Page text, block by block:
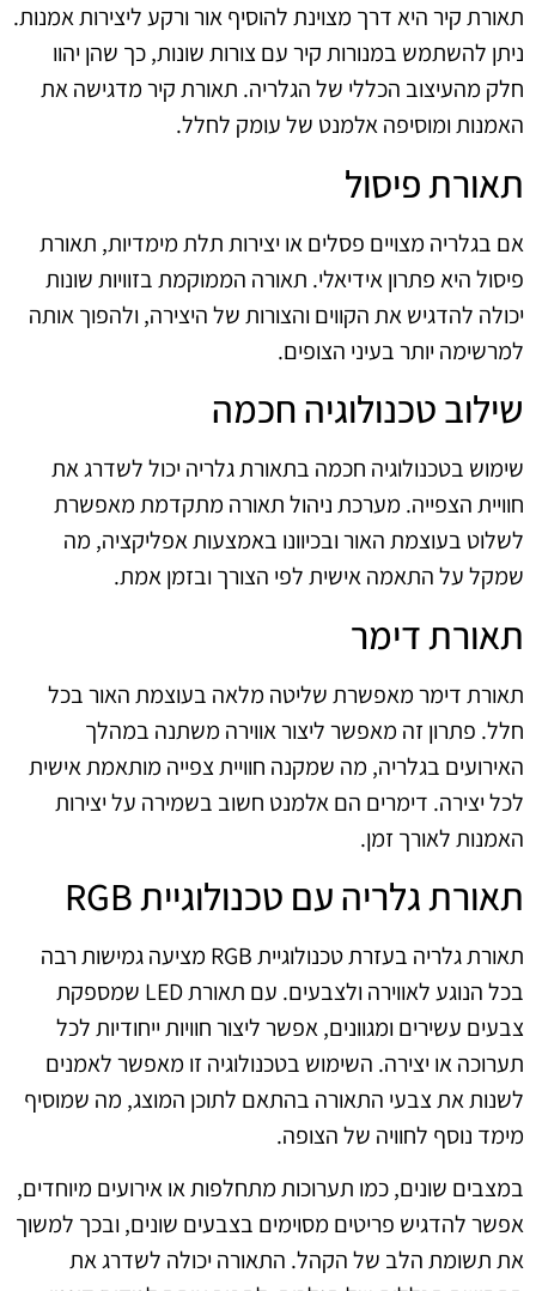
תאורת קיר היא דרך מצוינת להוסיף אור ורקע ליצירות אמנות.
ניתן להשתמש במנורות קיר עם צורות שונות, כך שהן יהוו
חלק מהעיצוב הכללי של הגלריה. תאורת קיר מדגישה את
האמנות ומוסיפה אלמנט של עומק לחלל.
תאורת פיסול
אם בגלריה מצויים פסלים או יצירות תלת מימדיות, תאורת
פיסול היא פתרון אידיאלי. תאורה הממוקמת בזוויות שונות
יכולה להדגיש את הקווים והצורות של היצירה, ולהפוך אותה
למרשימה יותר בעיני הצופים.
שילוב טכנולוגיה חכמה
שימוש בטכנולוגיה חכמה בתאורת גלריה יכול לשדרג את
חוויית הצפייה. מערכת ניהול תאורה מתקדמת מאפשרת
לשלוט בעוצמת האור ובכיוונו באמצעות אפליקציה, מה
שמקל על התאמה אישית לפי הצורך ובזמן אמת.
תאורת דימר
תאורת דימר מאפשרת שליטה מלאה בעוצמת האור בכל
חלל. פתרון זה מאפשר ליצור אווירה משתנה במהלך
האירועים בגלריה, מה שמקנה חוויית צפייה מותאמת אישית
לכל יצירה. דימרים הם אלמנט חשוב בשמירה על יצירות
האמנות לאורך זמן.
תאורת גלריה עם טכנולוגיית RGB
תאורת גלריה בעזרת טכנולוגיית RGB מציעה גמישות רבה
בכל הנוגע לאווירה ולצבעים. עם תאורת LED שמספקת
צבעים עשירים ומגוונים, אפשר ליצור חוויות ייחודיות לכל
תערוכה או יצירה. השימוש בטכנולוגיה זו מאפשר לאמנים
לשנות את צבעי התאורה בהתאם לתוכן המוצג, מה שמוסיף
מימד נוסף לחוויה של הצופה.
במצבים שונים, כמו תערוכות מתחלפות או אירועים מיוחדים,
אפשר להדגיש פריטים מסוימים בצבעים שונים, ובכך למשוך
את תשומת הלב של הקהל. התאורה יכולה לשדרג את